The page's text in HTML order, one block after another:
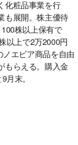
化粧品事業を行
も展開。株主優待
株以上保有で
以上で2万2000円
ノエビア商品を自由
もらえる。購入金
末。